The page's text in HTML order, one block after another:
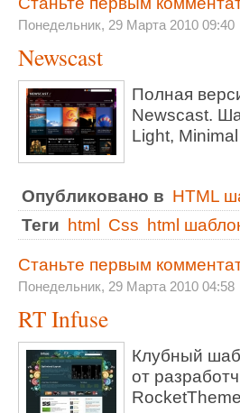
Понедельник, 29 Марта 2010 09:40
Newscast
Полная
Newscast.
Light,
Опубликовано в HTML
Теги
html Css html
Станьте первым
Понедельник, 29 Марта 2010 04:58
RT Infuse
Клубный
от